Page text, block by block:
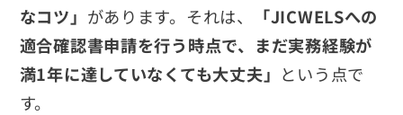
なコツ」 があります。それは、
「JICWELSへの
適合確認書申請を行う時点で、まだ実務経験が
満1年に達していなくても大丈夫」 という点で
す。